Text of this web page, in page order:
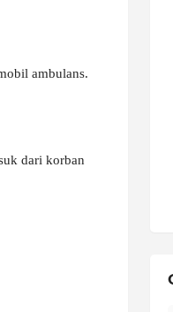
ambulans.
dari korban